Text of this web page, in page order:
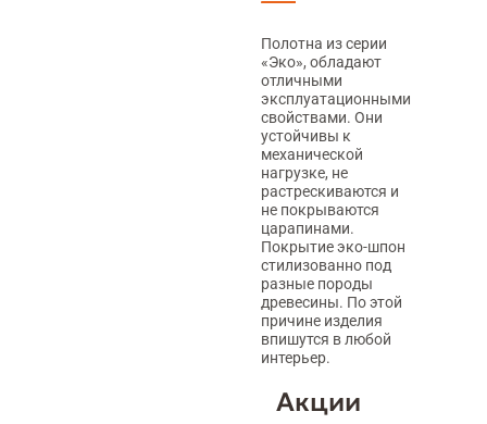
Полотна из серии
«Эко», обладают
отличными
эксплуатационными
свойствами. Они
устойчивы к
механической
нагрузке, не
растрескиваются и
не покрываются
царапинами.
Покрытие эко-шпон
стилизованно под
разные породы
древесины. По этой
причине изделия
впишутся в любой
интерьер.
Акции